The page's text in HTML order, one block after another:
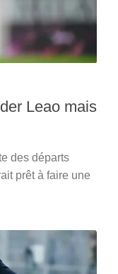
Leao mais
des départs
prêt à faire une